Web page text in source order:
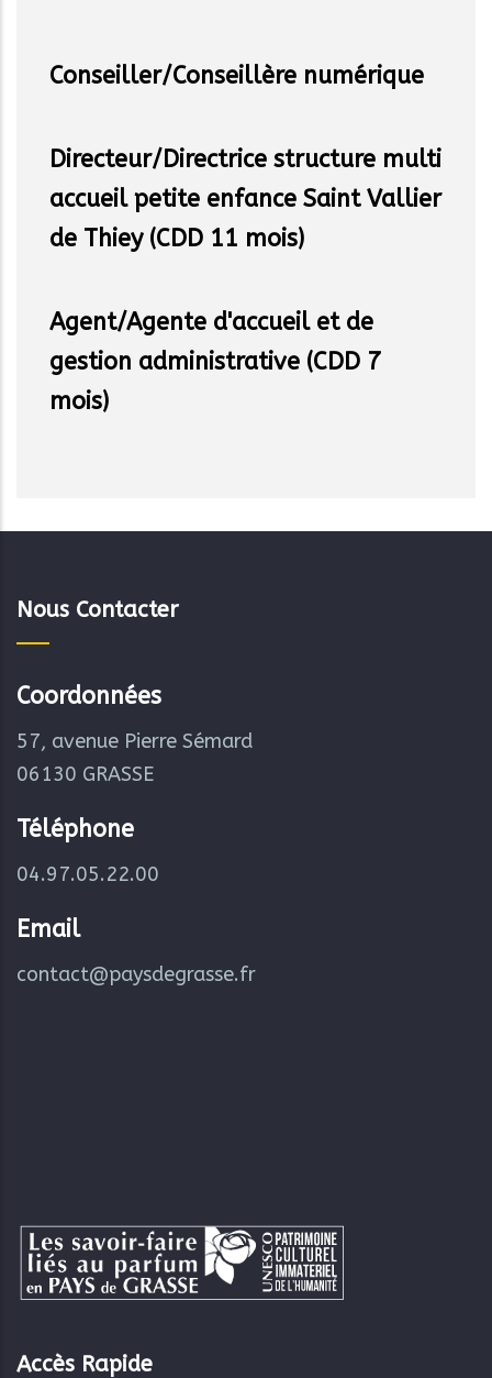
Conseiller/Conseillère numérique
Directeur/Directrice structure multi
accueil petite enfance Saint Vallier
de Thiey (CDD 11 mois)
Agent/Agente d'accueil et de
gestion administrative (CDD 7
mois)
Nous Contacter
Coordonnées
57, avenue Pierre Sémard
06130 GRASSE
Téléphone
04.97.05.22.00
Email
contact@paysdegrasse.fr
Accès Rapide